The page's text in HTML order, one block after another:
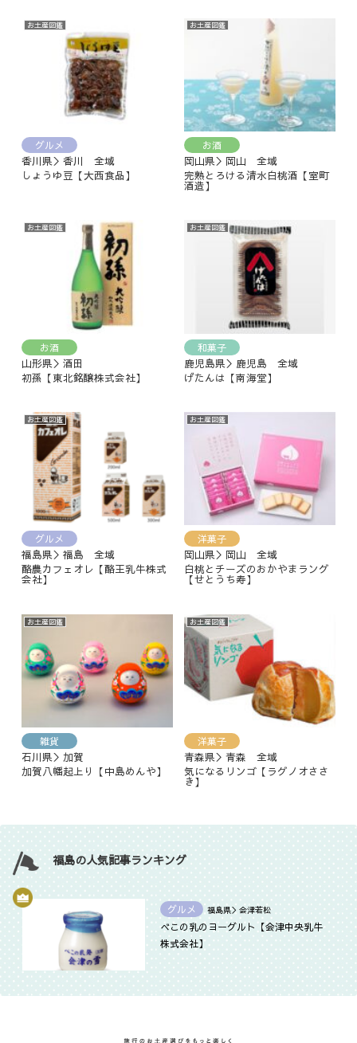
お土産図鑑
グルメ
香川県＞香川 全域
しょうゆ豆【大西食品】
お土産図鑑
お酒
岡山県＞岡山 全域
完熟とろける清水白桃酒【室町
酒造】
お土産図鑑
お酒
山形県＞酒田
初孫【東北銘醸株式会社】
お土産図鑑
和菓子
鹿児島県＞鹿児島 全域
げたんは【南海堂】
お土産図鑑
グルメ
福島県＞福島 全域
酪農カフェオレ【酪王乳牛株式
会社】
お土産図鑑
洋菓子
岡山県＞岡山 全域
白桃とチーズのおかやまラング
【せとうち寿】
お土産図鑑
雑貨
石川県＞加賀
加賀八幡起上り【中島めんや】
お土産図鑑
洋菓子
青森県＞青森 全域
気になるリンゴ【ラグノオささ
き】
福島の人気記事ランキング
グルメ 福島県＞会津若松
べこの乳のヨーグルト【会津中央乳牛
株式会社】